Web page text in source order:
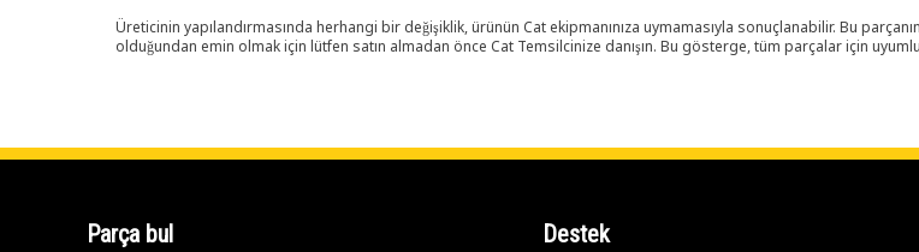
Üreticinin yapılandırmasında herhangi bir değişiklik, ürünün Cat ekipmanınıza uymamasıyla sonuçlanabilir. Bu
olduğundan emin olmak için lütfen satın almadan önce Cat Temsilcinize danışın. Bu gösterge, tüm parçalar için
Parça bul Destek